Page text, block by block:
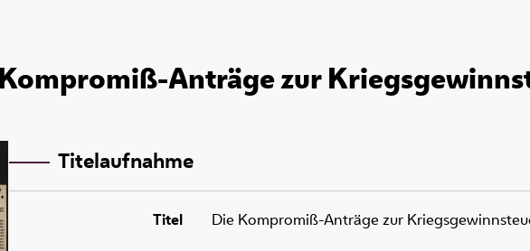
Anträge zur
Titelaufnahme
Titel Die Kompromiß-Anträge zur